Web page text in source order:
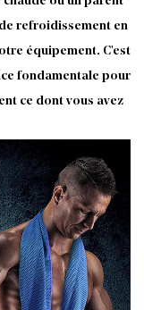
refroidissement en
équipement. C'est
fondamentale pour
ce dont vous avez